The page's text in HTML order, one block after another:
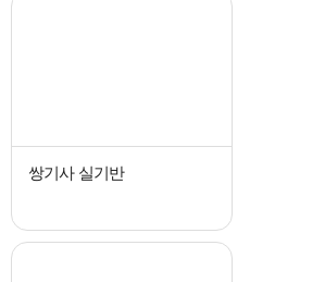
쌍기사 실기반